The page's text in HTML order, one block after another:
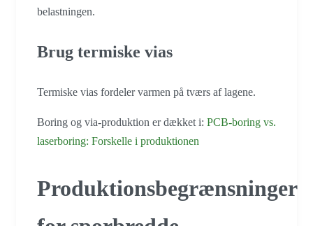
belastningen.
Brug termiske vias
Termiske vias fordeler varmen på tværs af lagene.
Boring og via-produktion er dækket i: PCB-boring vs.
laserboring: Forskelle i produktionen
Produktionsbegrænsninger